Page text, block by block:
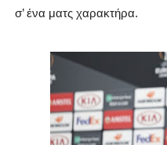
σ’ ένα ματς χαρακτήρα.